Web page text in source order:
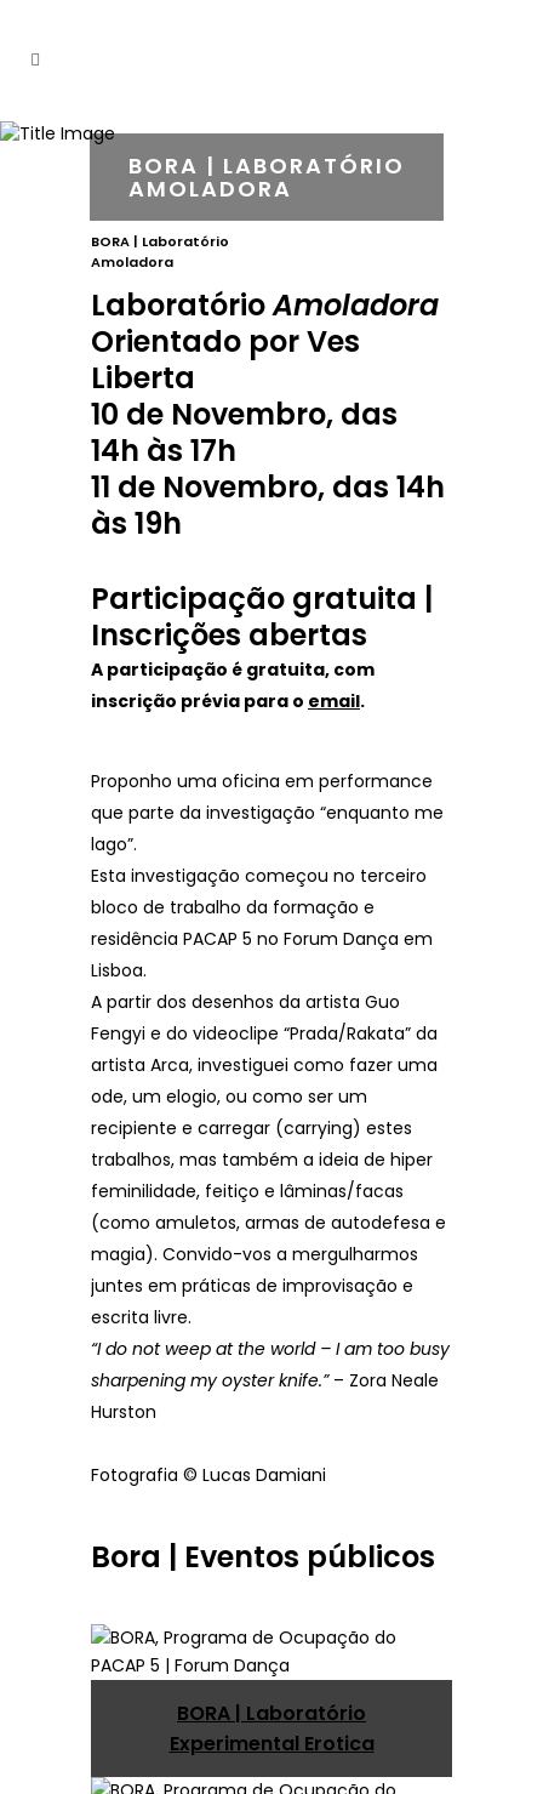
BORA | LABORATÓRIO
AMOLADORA
BORA | Laboratório
Amoladora
LaboratórioAmoladora
Orientado por Ves
Liberta
10 de Novembro, das
14h às 17h
11 de Novembro, das 14h
às 19h
Participação gratuita |
Inscrições abertas
A participação é gratuita, com
inscrição prévia para o email.
Proponho uma oficina em performance
que parte da investigação “enquanto me
lago”.
Esta investigação começou no terceiro
bloco de trabalho da formação e
residência PACAP 5 no Forum Dança em
Lisboa.
A partir dos desenhos da artista Guo
Fengyi e do videoclipe “Prada/Rakata” da
artista Arca, investiguei como fazer uma
ode, um elogio, ou como ser um
recipiente e carregar (carrying) estes
trabalhos, mas também a ideia de hiper
feminilidade, feitiço e lâminas/facas
(como amuletos, armas de autodefesa e
magia). Convido-vos a mergulharmos
juntes em práticas de improvisação e
escrita livre.
“I do not weep at the world – I am too busy
sharpening my oyster knife.”– Zora Neale
Hurston
Fotografia © Lucas Damiani
Bora | Eventos públicos
BORA | Laboratório
Experimental Erotica